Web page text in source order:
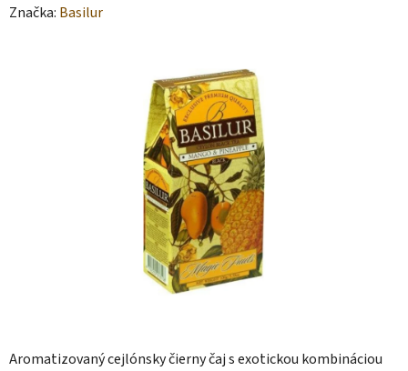
Aromatizovaný cejlónsky čierny čaj s exotickou kombináciou
hodnotenie
Značka: Basilur